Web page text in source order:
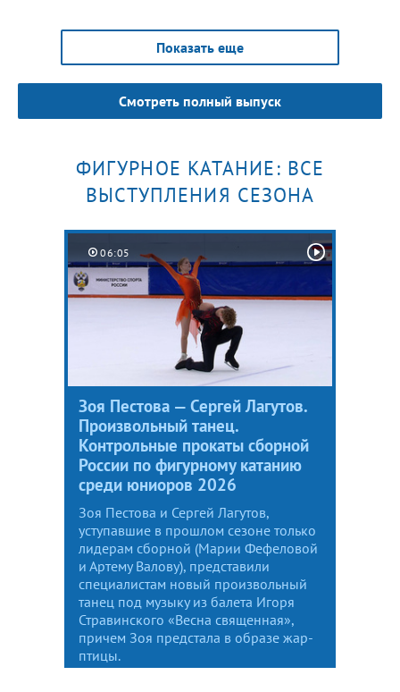
Показать еще
Смотреть полный выпуск
ФИГУРНОЕ КАТАНИЕ: ВСЕ
ВЫСТУПЛЕНИЯ СЕЗОНА
06:05
Зоя Пестова — Сергей Лагутов.
Произвольный танец.
Контрольные прокаты сборной
России по фигурному катанию
среди юниоров 2026
Зоя Пестова и Сергей Лагутов,
уступавшие в прошлом сезоне только
лидерам сборной (Марии Фефеловой
и Артему Валову), представили
специалистам новый произвольный
танец под музыку из балета Игоря
Стравинского «Весна священная»,
причем Зоя предстала в образе жар-
птицы.